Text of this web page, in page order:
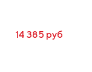
14 385 руб